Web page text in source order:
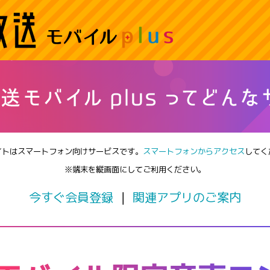
はスマートフォン向けサービスです。 スマートフォンからアクセスして
※端末を縦画面にしてご利用ください。
今すぐ会員登録 ｜ 関連アプリのご案内